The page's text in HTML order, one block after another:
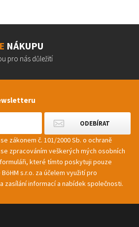
NÁKUPU
pro nás důležití
zákonem č. 101/2000 Sb. o ochraně
zpracováním veškerých mých osobních
které tímto poskytuji pouze
s.r.o. za účelem využití pro
zasílání informací a nabídek společnosti.